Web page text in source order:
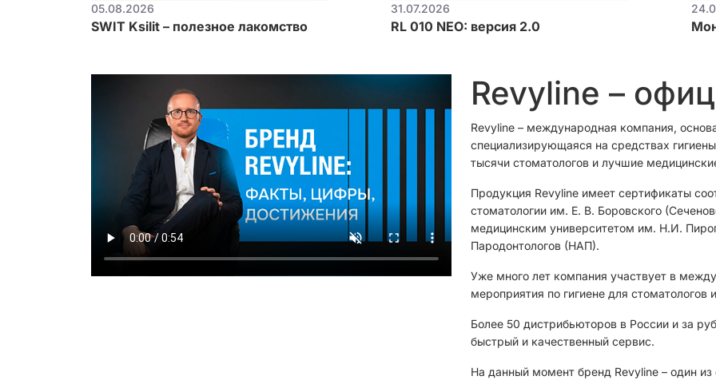
05.08.2026
SWIT Ksilit – полезное лакомство
31.07.2026
RL 010 NEO: версия 2.0
Revyline –
Revyline – международная компания,
специализирующаяся на средствах
тысячи стоматологов и лучшие
Продукция Revyline имеет сертификаты
стоматологии им. Е. В. Боровского
медицинским университетом им. Н.И.
Пародонтологов (НАП).
Уже много лет компания участвует в
мероприятия по гигиене для
Более 50 дистрибьюторов в России и за
быстрый и качественный сервис.
На данный момент бренд Revyline – один